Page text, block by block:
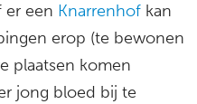
er een Knarrenhof kan
erop (te bewonen
plaatsen komen
jong bloed bij te